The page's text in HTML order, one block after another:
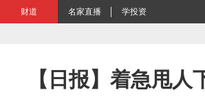
财道 名家直播 学投资
【日报】着急甩